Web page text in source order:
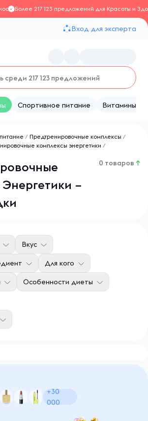
Более 217 123 предложений для Красоты и
Вход для эксперта
Спортивное питание Витамины
/ Предтренировочные комплексы /
комплексы энергетики /
–
0 товаров ↑
Вкус
Для кого
Особенности диеты
+30
000